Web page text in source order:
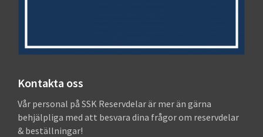
Kontakta oss
Vår personal på SSK Reservdelar är mer än gärna
behjälpliga med att besvara dina frågor om reservdelar
& beställningar!